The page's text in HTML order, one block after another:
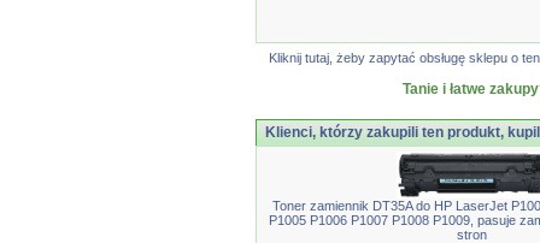
Kliknij tutaj, żeby zapytać obsługę sklepu o
Tanie i łatwe
Klienci, którzy zakupili ten produkt,
Toner zamiennik DT35A do HP LaserJet
P1005 P1006 P1007 P1008 P1009, pasuje
stron